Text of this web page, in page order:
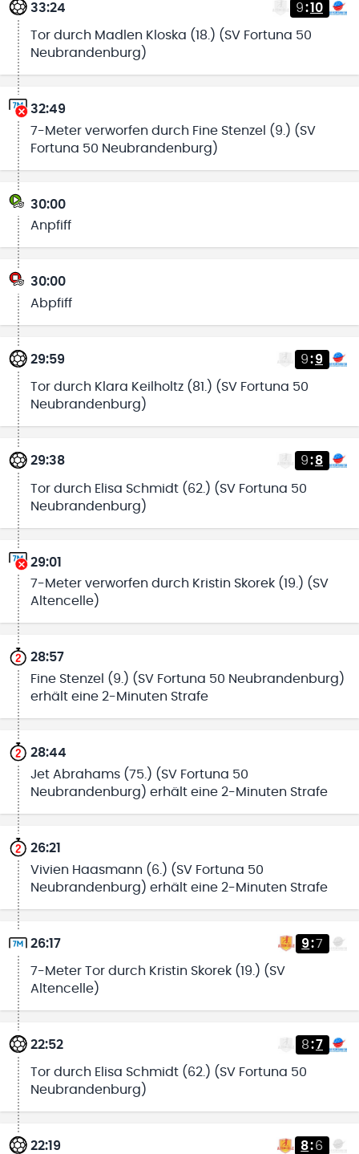
33:24 9:10
Tor durch Madlen Kloska (18.) (SV Fortuna 50
Neubrandenburg)
32:49
7-Meter verworfen durch Fine Stenzel (9.) (SV
Fortuna 50 Neubrandenburg)
30:00
Anpfiff
30:00
Abpfiff
29:59 9:9
Tor durch Klara Keilholtz (81.) (SV Fortuna 50
Neubrandenburg)
29:38 9:8
Tor durch Elisa Schmidt (62.) (SV Fortuna 50
Neubrandenburg)
29:01
7-Meter verworfen durch Kristin Skorek (19.) (SV
Altencelle)
28:57
Fine Stenzel (9.) (SV Fortuna 50 Neubrandenburg)
erhält eine 2-Minuten Strafe
28:44
Jet Abrahams (75.) (SV Fortuna 50
Neubrandenburg) erhält eine 2-Minuten Strafe
26:21
Vivien Haasmann (6.) (SV Fortuna 50
Neubrandenburg) erhält eine 2-Minuten Strafe
26:17 9:7
7-Meter Tor durch Kristin Skorek (19.) (SV
Altencelle)
22:52 8:7
Tor durch Elisa Schmidt (62.) (SV Fortuna 50
Neubrandenburg)
22:19 8:6